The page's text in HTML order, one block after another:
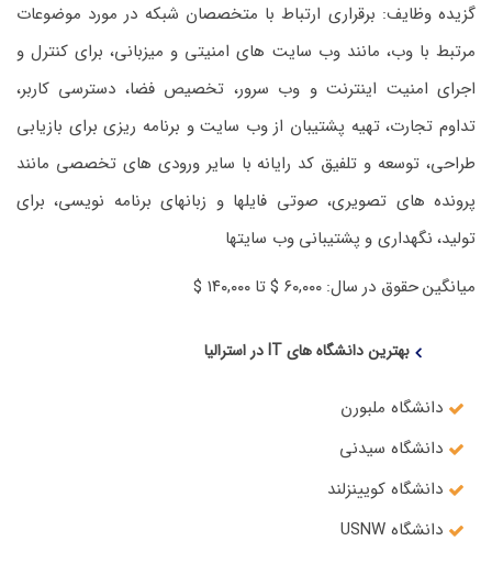
گزیده وظایف: برقراری ارتباط با متخصصان شبکه در مورد موضوعات
مرتبط با وب، مانند وب سایت های امنیتی و میزبانی، برای کنترل و
اجرای امنیت اینترنت و وب سرور، تخصیص فضا، دسترسی کاربر،
تداوم تجارت، تهیه پشتیبان از وب سایت و برنامه ریزی برای بازیابی
طراحی، توسعه و تلفیق کد رایانه با سایر ورودی های تخصصی مانند
پرونده های تصویری، صوتی فایلها و زبانهای برنامه نویسی، برای
تولید، نگهداری و پشتیبانی وب سایتها
میانگین حقوق در سال: ۶۰,۰۰۰ $ تا ۱۴۰,۰۰۰ $
بهترین دانشگاه های IT در استرالیا
دانشگاه ملبورن
دانشگاه سیدنی
دانشگاه کویینزلند
دانشگاه USNW